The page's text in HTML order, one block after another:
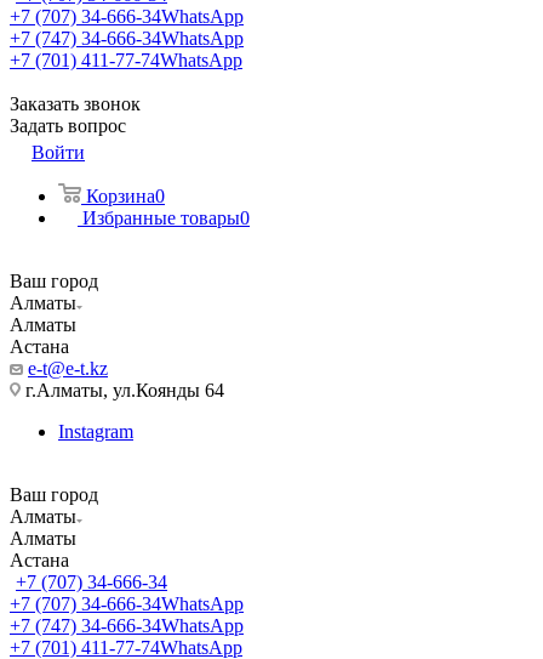
+7 (707) 34-666-34WhatsApp
+7 (747) 34-666-34WhatsApp
+7 (701) 411-77-74WhatsApp
Заказать звонок
Задать вопрос
Войти
Корзина0
Избранные товары0
Ваш город
Алматы
Алматы
Астана
e-t@e-t.kz
г.Алматы, ул.Коянды 64
Instagram
Ваш город
Алматы
Алматы
Астана
+7 (707) 34-666-34
+7 (707) 34-666-34WhatsApp
+7 (747) 34-666-34WhatsApp
+7 (701) 411-77-74WhatsApp